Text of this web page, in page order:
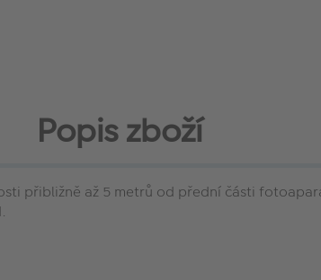
Popis zboží
přibližně až 5 metrů od přední části